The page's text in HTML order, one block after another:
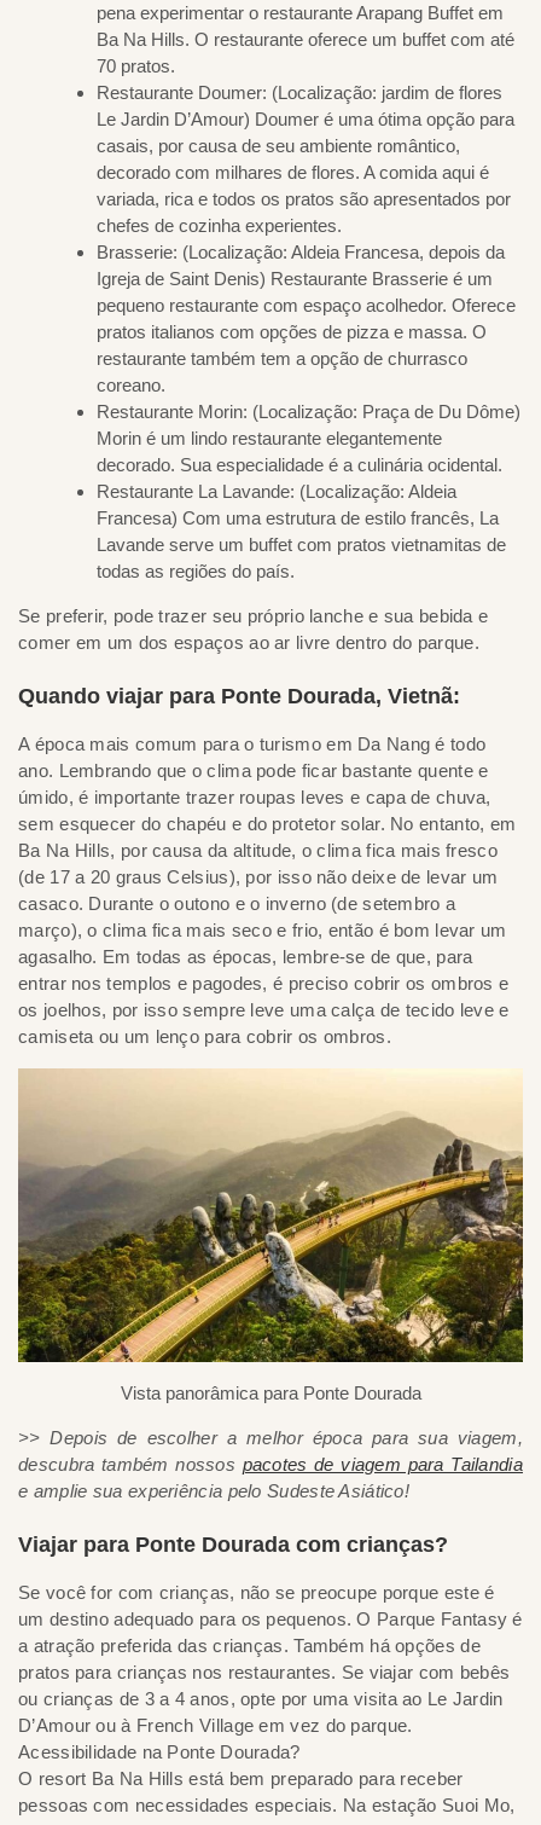
pena experimentar o restaurante Arapang Buffet em
Ba Na Hills. O restaurante oferece um buffet com até
70 pratos.
Restaurante Doumer: (Localização: jardim de flores
Le Jardin D’Amour) Doumer é uma ótima opção para
casais, por causa de seu ambiente romântico,
decorado com milhares de flores. A comida aqui é
variada, rica e todos os pratos são apresentados por
chefes de cozinha experientes.
Brasserie: (Localização: Aldeia Francesa, depois da
Igreja de Saint Denis) Restaurante Brasserie é um
pequeno restaurante com espaço acolhedor. Oferece
pratos italianos com opções de pizza e massa. O
restaurante também tem a opção de churrasco
coreano.
Restaurante Morin: (Localização: Praça de Du Dôme)
Morin é um lindo restaurante elegantemente
decorado. Sua especialidade é a culinária ocidental.
Restaurante La Lavande: (Localização: Aldeia
Francesa) Com uma estrutura de estilo francês, La
Lavande serve um buffet com pratos vietnamitas de
todas as regiões do país.
Se preferir, pode trazer seu próprio lanche e sua bebida e
comer em um dos espaços ao ar livre dentro do parque.
Quando viajar para Ponte Dourada, Vietnã:
A época mais comum para o turismo em Da Nang é todo
ano. Lembrando que o clima pode ficar bastante quente e
úmido, é importante trazer roupas leves e capa de chuva,
sem esquecer do chapéu e do protetor solar. No entanto, em
Ba Na Hills, por causa da altitude, o clima fica mais fresco
(de 17 a 20 graus Celsius), por isso não deixe de levar um
casaco. Durante o outono e o inverno (de setembro a
março), o clima fica mais seco e frio, então é bom levar um
agasalho. Em todas as épocas, lembre-se de que, para
entrar nos templos e pagodes, é preciso cobrir os ombros e
os joelhos, por isso sempre leve uma calça de tecido leve e
camiseta ou um lenço para cobrir os ombros.
Vista panorâmica para Ponte Dourada
>> Depois de escolher a melhor época para sua viagem,
descubra também nossos pacotes de viagem para Tailandia
e amplie sua experiência pelo Sudeste Asiático!
Viajar para Ponte Dourada com crianças?
Se você for com crianças, não se preocupe porque este é
um destino adequado para os pequenos. O Parque Fantasy é
a atração preferida das crianças. Também há opções de
pratos para crianças nos restaurantes. Se viajar com bebês
ou crianças de 3 a 4 anos, opte por uma visita ao Le Jardin
D’Amour ou à French Village em vez do parque.
Acessibilidade na Ponte Dourada?
O resort Ba Na Hills está bem preparado para receber
pessoas com necessidades especiais. Na estação Suoi Mo,